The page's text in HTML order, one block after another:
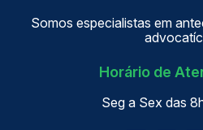
Somos especialistas em
Horário de
Seg a Sex das